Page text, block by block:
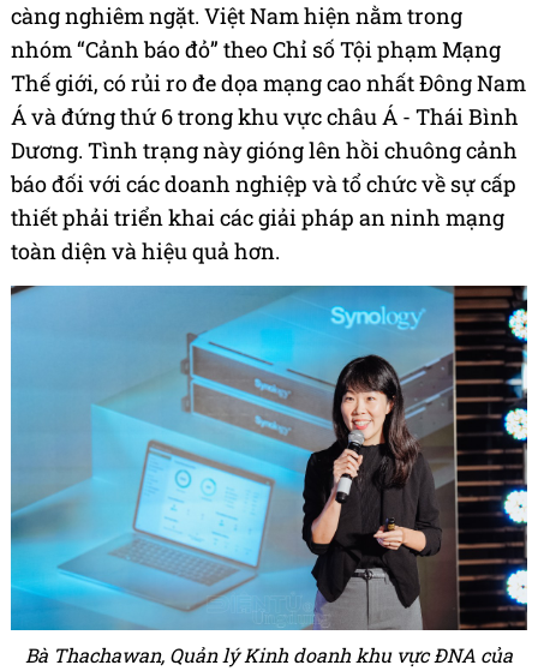
càng nghiêm ngặt. Việt Nam hiện nằm trong
nhóm “Cảnh báo đỏ” theo Chỉ số Tội phạm Mạng
Thế giới, có rủi ro đe dọa mạng cao nhất Đông Nam
Á và đứng thứ 6 trong khu vực châu Á - Thái Bình
Dương. Tình trạng này gióng lên hồi chuông cảnh
báo đối với các doanh nghiệp và tổ chức về sự cấp
thiết phải triển khai các giải pháp an ninh mạng
toàn diện và hiệu quả hơn.
Bà Thachawan, Quản lý Kinh doanh khu vực ĐNA của